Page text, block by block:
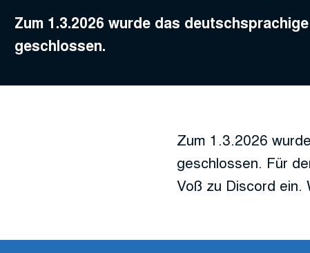
Zum 1.3.2026 wurde das
geschlossen.
Zum 1.3.2026
geschlossen. Für
Voß zu Discord ein.